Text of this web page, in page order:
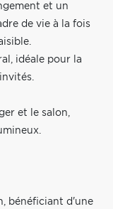
et un
de vie à la fois
idéale pour la
et le salon,
bénéficiant d'une